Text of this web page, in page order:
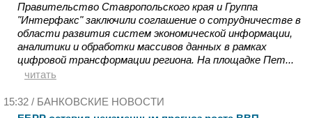
Правительство Ставропольского края и Группа
"Интерфакс" заключили соглашение о сотрудничестве в
области развития систем экономической информации,
аналитики и обработки массивов данных в рамках
цифровой трансформации региона. На площадке Пет...
читать
15:32 / БАНКОВСКИЕ НОВОСТИ